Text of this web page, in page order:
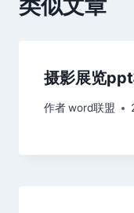
摄影展览
作者word联盟